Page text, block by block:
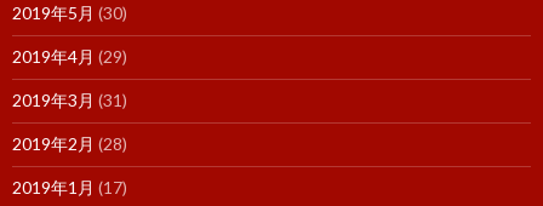
2019年5月 (30)
2019年4月 (29)
2019年3月 (31)
2019年2月 (28)
2019年1月 (17)